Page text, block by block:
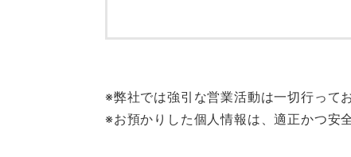
※弊社では強引な営業活動は一切行って
※お預かりした個人情報は、適正かつ安